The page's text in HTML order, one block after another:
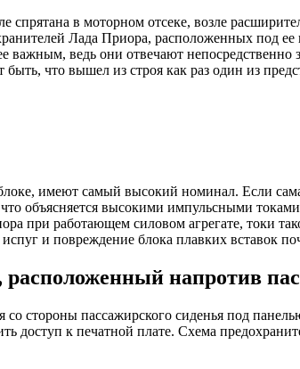
спрятана в моторном отсеке, возле
Лада Приора, расположенных под
важным, ведь они отвечают
что вышел из строя как раз один из
имеют самый высокий номинал. Если
объясняется высокими импульсными
при работающем силовом агрегате, токи
и повреждение блока плавких вставок
напротив
со стороны пассажирского сиденья под
доступ к печатной плате. Схема